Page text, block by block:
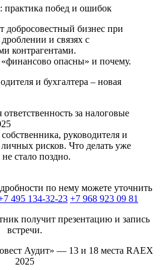
практика побед и ошибок
бизнес при
и связях с
контрагентами.
опасны» и почему.
и бухгалтера – новая
за налоговые
руководителя и
личных рисков. Что делать уже
стало поздно.
по нему можете уточнить
495 134-32-23 +7 968 923 09 81
получит презентацию и запись
встречи.
Аудит» — 13 и 18 места RAEX
2025